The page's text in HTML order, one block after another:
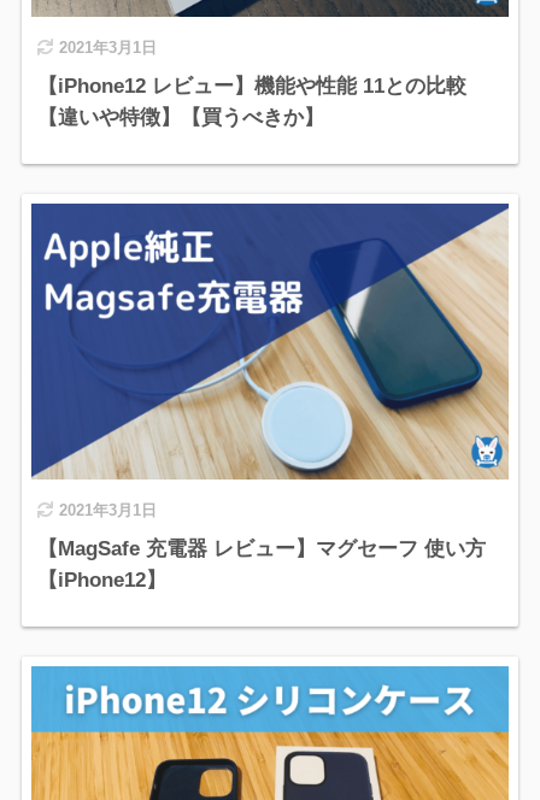
2021年3月1日
【iPhone12 レビュー】機能や性能 11との比較
【違いや特徴】【買うべきか】
2021年3月1日
【MagSafe 充電器 レビュー】マグセーフ 使い方
【iPhone12】